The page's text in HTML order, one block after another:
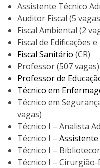
Assistente Técnico
Auditor Fiscal (5
Fiscal Ambiental (2
Fiscal de Edificações
Fiscal Sanitário (CR)
Professor (507 vagas)
Professor de
Técnico em
Técnico em
vagas)
Técnico I – Analista
Técnico I – Assistente
Técnico I –
Técnico I –